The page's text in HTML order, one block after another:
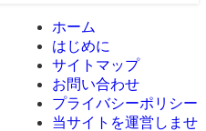
ホーム
はじめに
サイトマップ
お問い合わせ
プライバシーポリシー
当サイトを運営しませ